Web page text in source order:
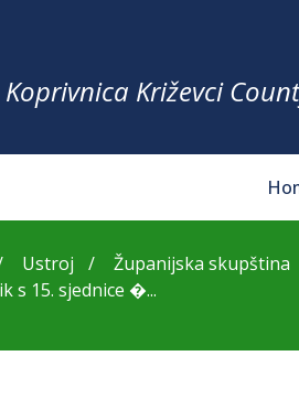
Koprivnica Križevci
Ustroj Županijska skupština
s 15. sjednice �...